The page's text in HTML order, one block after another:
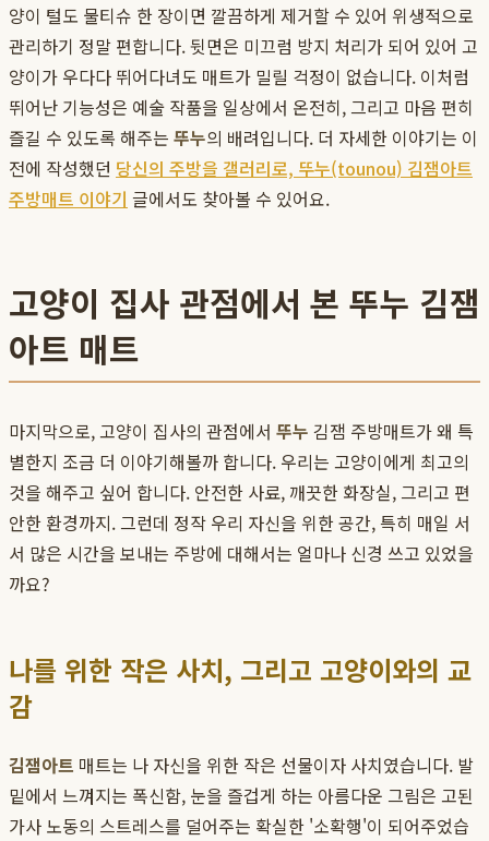
양이 털도 물티슈 한 장이면 깔끔하게 제거할 수 있어 위생적으로
관리하기 정말 편합니다. 뒷면은 미끄럼 방지 처리가 되어 있어 고
양이가 우다다 뛰어다녀도 매트가 밀릴 걱정이 없습니다. 이처럼
뛰어난 기능성은 예술 작품을 일상에서 온전히, 그리고 마음 편히
즐길 수 있도록 해주는 뚜누의 배려입니다. 더 자세한 이야기는 이
전에 작성했던 당신의 주방을 갤러리로, 뚜누(tounou) 김잼아트
주방매트 이야기 글에서도 찾아볼 수 있어요.
고양이 집사 관점에서 본 뚜누 김잼
아트 매트
마지막으로, 고양이 집사의 관점에서 뚜누 김잼 주방매트가 왜 특
별한지 조금 더 이야기해볼까 합니다. 우리는 고양이에게 최고의
것을 해주고 싶어 합니다. 안전한 사료, 깨끗한 화장실, 그리고 편
안한 환경까지. 그런데 정작 우리 자신을 위한 공간, 특히 매일 서
서 많은 시간을 보내는 주방에 대해서는 얼마나 신경 쓰고 있었을
까요?
나를 위한 작은 사치, 그리고 고양이와의 교
감
김잼아트 매트는 나 자신을 위한 작은 선물이자 사치였습니다. 발
밑에서 느껴지는 폭신함, 눈을 즐겁게 하는 아름다운 그림은 고된
가사 노동의 스트레스를 덜어주는 확실한 '소확행'이 되어주었습